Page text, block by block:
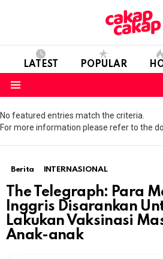
LATEST POPULAR
No featured entries match the criteria.
For more information please refer to the
Berita INTERNASIONAL
The Telegraph: Para
Inggris Disarankan
Lakukan Vaksinasi
Anak-anak